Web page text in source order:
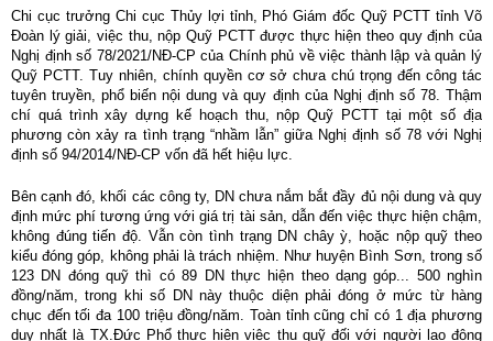
Mực nước hồ chứa
PHÒNG CHỐNG THIÊN TAI - TKCN
Văn bản chỉ đạo, điều hành
Hoạt động PCTT, TKCN
THỦY LỢI, ĐÊ ĐIỀU, NSNT
Phương án Ứng phó THKC các hồ chứa nước
Bản đồ ngập lụt các hồ chứa nước
TÀI LIỆU VỀ PCTT
Chi cục trưởng Chi cục Thủy lợi tỉnh, Phó Giám đốc Quỹ PCTT tỉnh Võ
Đoàn lý giải, việc thu, nộp Quỹ PCTT được thực hiện theo quy định của
Nghị định số 78/2021/NĐ-CP của Chính phủ về việc thành lập và quản lý
Quỹ PCTT. Tuy nhiên, chính quyền cơ sở chưa chú trọng đến công tác
tuyên truyền, phổ biến nội dung và quy định của Nghị định số 78. Thậm
chí quá trình xây dựng kế hoạch thu, nộp Quỹ PCTT tại một số địa
phương còn xảy ra tình trạng “nhầm lẫn” giữa Nghị định số 78 với Nghị
định số 94/2014/NĐ-CP vốn đã hết hiệu lực.
Bên cạnh đó, khối các công ty, DN chưa nắm bắt đầy đủ nội dung và quy
định mức phí tương ứng với giá trị tài sản, dẫn đến việc thực hiện chậm,
không đúng tiến độ. Vẫn còn tình trạng DN chây ỳ, hoặc nộp quỹ theo
kiểu đóng góp, không phải là trách nhiệm. Như huyện Bình Sơn, trong số
123 DN đóng quỹ thì có 89 DN thực hiện theo dạng góp... 500 nghìn
đồng/năm, trong khi số DN này thuộc diện phải đóng ở mức từ hàng
chục đến tối đa 100 triệu đồng/năm. Toàn tỉnh cũng chỉ có 1 địa phương
duy nhất là TX.Đức Phổ thực hiện việc thu quỹ đối với người lao động